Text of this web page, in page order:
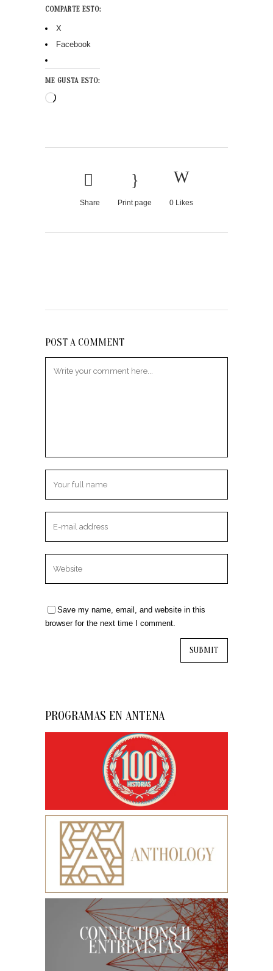
COMPARTE ESTO:
X
Facebook
ME GUSTA ESTO:
Cargando...
Share Print page 0 Likes
POST A COMMENT
Save my name, email, and website in this
browser for the next time I comment.
PROGRAMAS EN ANTENA